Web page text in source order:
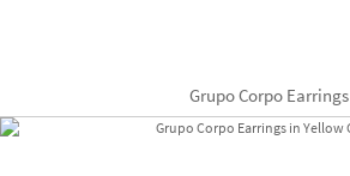
Grupo Corpo Earrings